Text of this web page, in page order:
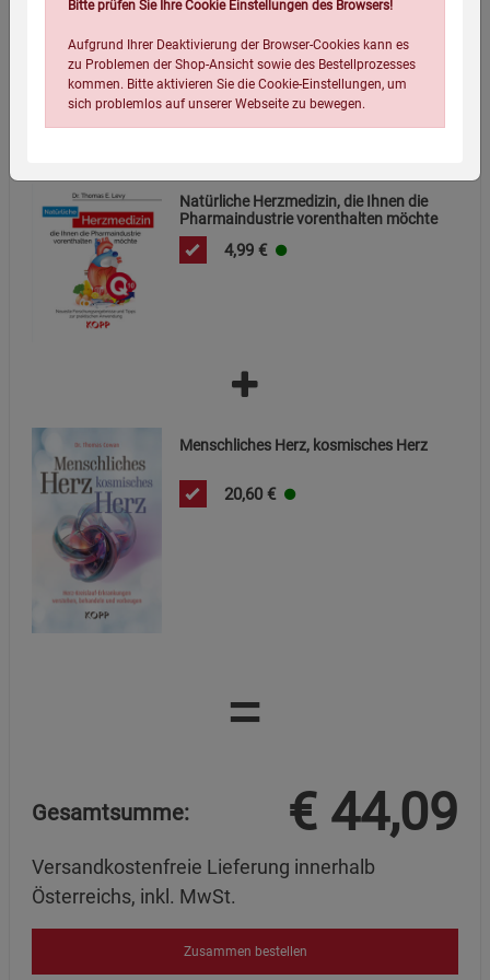
Natürliche Herzmedizin, die Ihnen die
Pharmaindustrie vorenthalten möchte
4,99 €
Menschliches Herz, kosmisches Herz
20,60 €
=
Gesamtsumme: € 44,09
Versandkostenfreie Lieferung innerhalb
Österreichs, inkl. MwSt.
Zusammen bestellen
Bitte prüfen Sie Ihre Cookie Einstellungen des Browsers!
Aufgrund Ihrer Deaktivierung der Browser-Cookies kann es
zu Problemen der Shop-Ansicht sowie des Bestellprozesses
kommen. Bitte aktivieren Sie die Cookie-Einstellungen, um
sich problemlos auf unserer Webseite zu bewegen.
Einstellungen speichern für die Gruppe
Notwendige Cookies (5)
Beschreibung Notwendige Cookies
Cookie-Informationen anzeigen
Statistik Cookies (1)
Beschreibung Statistik Cookies
Marketing Cookies (3)
Beschreibung Marketing Cookies
Datenschutzerklärung Impressum